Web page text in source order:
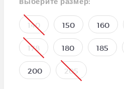
140 150 160
178 180 185
200 205